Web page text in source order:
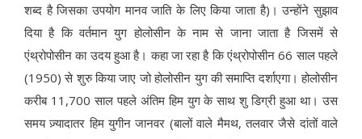
शब्द है जिसका उपयोग मानव जाति के लिए किया जाता है)। उन्होंने सुझाव
दिया है कि वर्तमान युग होलोसीन के नाम से जाना जाता है जिसमें से
एंथ्रोपोसीन का उदय हुआ है। कहा जा रहा है कि एंथ्रोपोसीन 66 साल पहले
(1950) से शुरु किया जाए जो होलोसीन युग की समाप्ति दर्शाएगा। होलोसीन
करीब 11,700 साल पहले अंतिम हिम युग के साथ शु डिग्री हुआ था। उस
समय ज़्यादातर हिम युगीन जानवर (बालों वाले मैमथ, तलवार जैसे दांतों वाले